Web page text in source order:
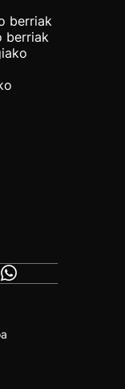
berriak
berriak